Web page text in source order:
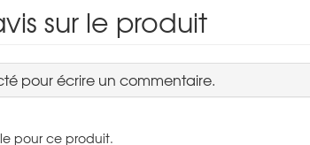
sur le produit
pour écrire un commentaire.
pour ce produit.